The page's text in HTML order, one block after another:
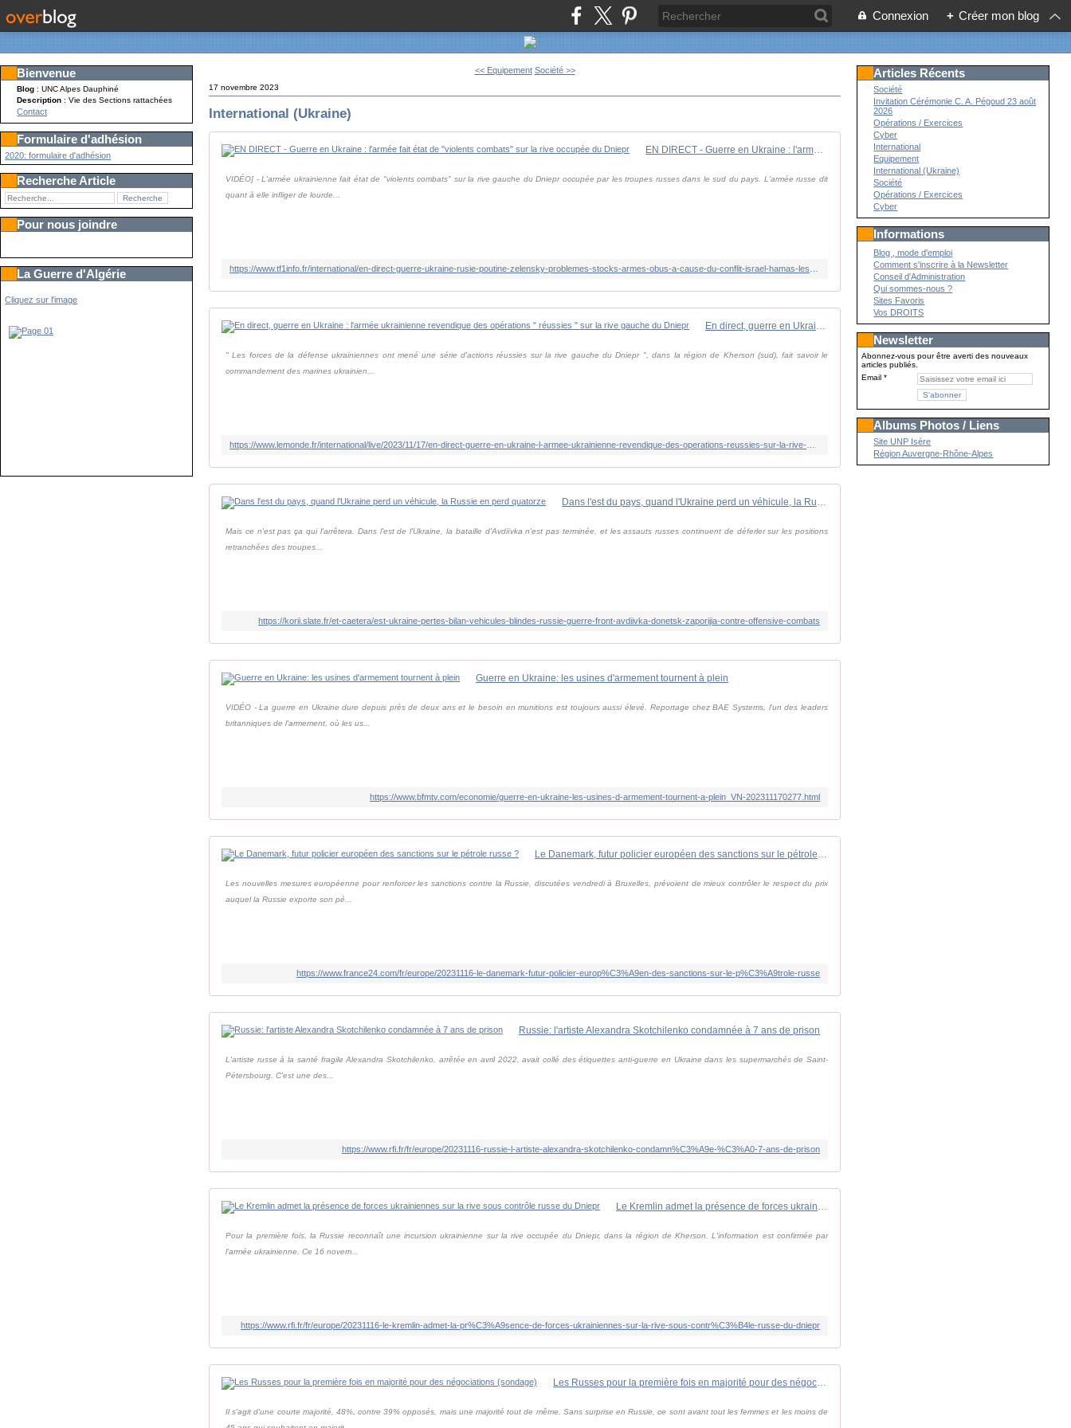
Connexion + Créer mon blog
Bienvenue
Blog : UNC Alpes Dauphiné
Description: Vie des Sections rattachées
Contact
Formulaire d'adhésion
2020: formulaire d'adhésion
Recherche Article
Pour nous joindre
La Guerre d'Algérie
Cliquez sur l'image
<< Equipement Société >>
17 novembre 2023
International (Ukraine)
EN DIRECT - Guerre en Ukraine : l'armée fait état de "violents combats" sur la rive occupée du Dniepr
VIDÉO] - L'armée ukrainienne fait état de "violents combats" sur la rive gauche du Dniepr occupée par les troupes russes dans le sud du pays. L'armée russe dit
quant à elle infliger de lourde...
En direct, guerre en Ukraine : l'armée ukrainienne revendique des opérations " réussies " sur la rive gauche du Dniepr
" Les forces de la défense ukrainiennes ont mené une série d'actions réussies sur la rive gauche du Dniepr ", dans la région de Kherson (sud), fait savoir le
commandement des marines ukrainien...
Dans l'est du pays, quand l'Ukraine perd un véhicule, la Russie en perd quatorze
Mais ce n'est pas ça qui l'arrêtera. Dans l'est de l'Ukraine, la bataille d'Avdiïvka n'est pas terminée, et les assauts russes continuent de déferler sur les positions
retranchées des troupes...
https://korii.slate.fr/et-caetera/est-ukraine-pertes-bilan-vehicules-blindes-russie-guerre-front-avdiivka-donetsk-zaporijia-contre-offensive-combats
Guerre en Ukraine: les usines d'armement tournent à plein
VIDÉO - La guerre en Ukraine dure depuis près de deux ans et le besoin en munitions est toujours aussi élevé. Reportage chez BAE Systems, l'un des leaders
britanniques de l'armement, où les us...
https://www.bfmtv.com/economie/guerre-en-ukraine-les-usines-d-armement-tournent-a-plein_VN-202311170277.html
Le Danemark, futur policier européen des sanctions sur le pétrole russe ?
Les nouvelles mesures européenne pour renforcer les sanctions contre la Russie, discutées vendredi à Bruxelles, prévoient de mieux contrôler le respect du prix
auquel la Russie exporte son pé...
https://www.france24.com/fr/europe/20231116-le-danemark-futur-policier-europ%C3%A9en-des-sanctions-sur-le-p%C3%A9trole-russe
Russie: l'artiste Alexandra Skotchilenko condamnée à 7 ans de prison
L'artiste russe à la santé fragile Alexandra Skotchilenko, arrêtée en avril 2022, avait collé des étiquettes anti-guerre en Ukraine dans les supermarchés de Saint-
Pétersbourg. C'est une des...
https://www.rfi.fr/fr/europe/20231116-russie-l-artiste-alexandra-skotchilenko-condamn%C3%A9e-%C3%A0-7-ans-de-prison
Le Kremlin admet la présence de forces ukrainiennes sur la rive sous contrôle russe du Dniepr
Pour la première fois, la Russie reconnaît une incursion ukrainienne sur la rive occupée du Dniepr, dans la région de Kherson. L'information est confirmée par
l'armée ukrainienne. Ce 16 novem...
https://www.rfi.fr/fr/europe/20231116-le-kremlin-admet-la-pr%C3%A9sence-de-forces-ukrainiennes-sur-la-rive-sous-contr%C3%B4le-russe-du-dniepr
Les Russes pour la première fois en majorité pour des négociations (sondage)
Il s'agit d'une courte majorité, 48%, contre 39% opposés, mais une majorité tout de même. Sans surprise en Russie, ce sont avant tout les femmes et les moins de
Articles Récents
Société
Invitation Cérémonie C. A. Pégoud 23 août
2026
Opérations / Exercices
Cyber
International
Equipement
International (Ukraine)
Société
Opérations / Exercices
Cyber
Informations
Blog , mode d'emploi
Comment s'inscrire à la Newsletter
Conseil d'Administration
Qui sommes-nous ?
Sites Favoris
Vos DROITS
Newsletter
Abonnez-vous pour être averti des nouveaux
articles publiés.
Email
Albums Photos / Liens
Site UNP Isère
Région Auvergne-Rhône-Alpes